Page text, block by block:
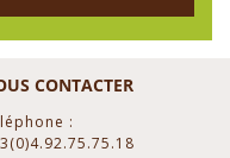
CONTACTER
: